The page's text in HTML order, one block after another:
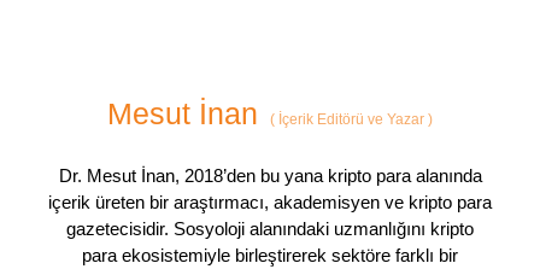
Mesut İnan ( İçerik Editörü ve Yazar )
Dr. Mesut İnan, 2018’den bu yana kripto para alanında
içerik üreten bir araştırmacı, akademisyen ve kripto para
gazetecisidir. Sosyoloji alanındaki uzmanlığını kripto
para ekosistemiyle birleştirerek sektöre farklı bir